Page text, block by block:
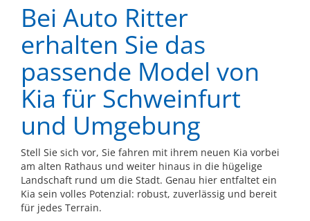
Bei Auto Ritter
erhalten Sie das
passende Model von
Kia für Schweinfurt
und Umgebung
Stell Sie sich vor, Sie fahren mit ihrem neuen Kia vorbei
am alten Rathaus und weiter hinaus in die hügelige
Landschaft rund um die Stadt. Genau hier entfaltet ein
Kia sein volles Potenzial: robust, zuverlässig und bereit
für jedes Terrain.